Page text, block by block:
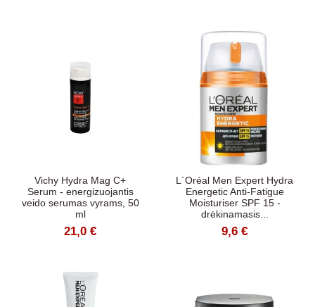
Vichy Hydra Mag C+
Serum - energizuojantis
veido serumas vyrams, 50
ml
21,0 €
L´Oréal Men Expert Hydra
Energetic Anti-Fatigue
Moisturiser SPF 15 -
drėkinamasis...
9,6 €